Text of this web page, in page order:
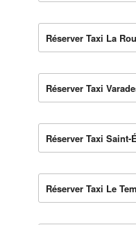
Réserver Taxi La
Réserver Taxi
Réserver Taxi
Réserver Taxi Le